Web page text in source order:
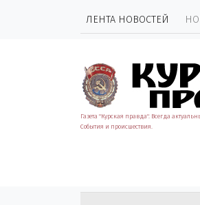
ЛЕНТА НОВОСТЕЙ
Газета "Курская правда". Всегда
События и происшествия.